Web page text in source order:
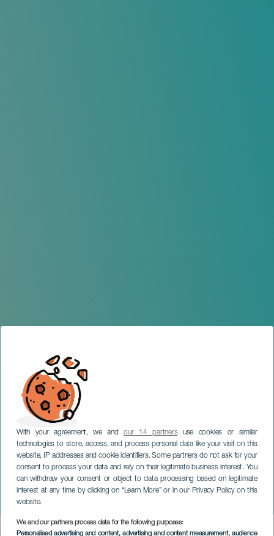
With your agreement, we andour 14 partnersuse cookies or similar
technologies to store, access, and process personal data like your visit on this
website, IP addresses and cookie identifiers. Some partners do not ask for your
consent to process your data and rely on their legitimate business interest. You
can withdraw your consent or object to data processing based on legitimate
interest at any time by clicking on “Learn More” or in our Privacy Policy on this
website.
We and our partners process data for the following purposes:
Personalised advertising and content, advertising and content measurement, audience
Muñique Cross Trail
LANZAROTE
Imagen